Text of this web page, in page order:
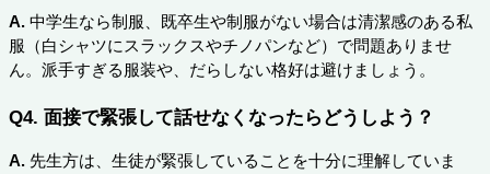
A. 中学生なら制服、既卒生や制服がない場合は清潔感のある私
服（白シャツにスラックスやチノパンなど）で問題ありませ
ん。派手すぎる服装や、だらしない格好は避けましょう。
Q4. 面接で緊張して話せなくなったらどうしよう？
A. 先生方は、生徒が緊張していることを十分に理解していま